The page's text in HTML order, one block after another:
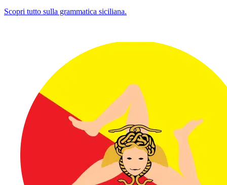
Scopri tutto sulla grammatica siciliana.